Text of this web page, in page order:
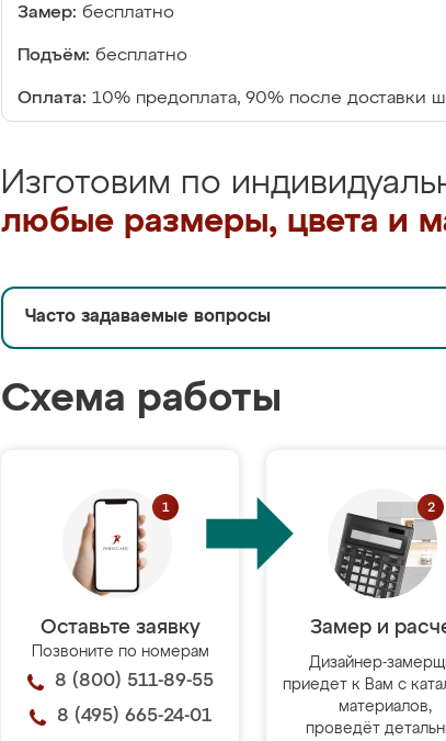
Замер: бесплатно
Подъём: бесплатно
Оплата: 10% предоплата, 90% после доставки
Изготовим по
любые размеры, цвета и
Часто задаваемые вопросы
Схема работы
Оставьте заявку
Позвоните по номерам
8 (800) 511-89-55
8 (495) 665-24-01
Замер и
Дизайнер-
приедет к Вам с
материалов,
проведёт